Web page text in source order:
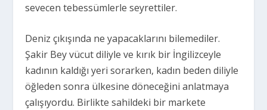
sevecen tebessümlerle seyrettiler.
Deniz çıkışında ne yapacaklarını bilemediler.
Şakir Bey vücut diliyle ve kırık bir İngilizceyle
kadının kaldığı yeri sorarken, kadın beden diliyle
öğleden sonra ülkesine döneceğini anlatmaya
çalışıyordu. Birlikte sahildeki bir markete